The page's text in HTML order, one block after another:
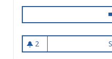
2
2 seuraajaa